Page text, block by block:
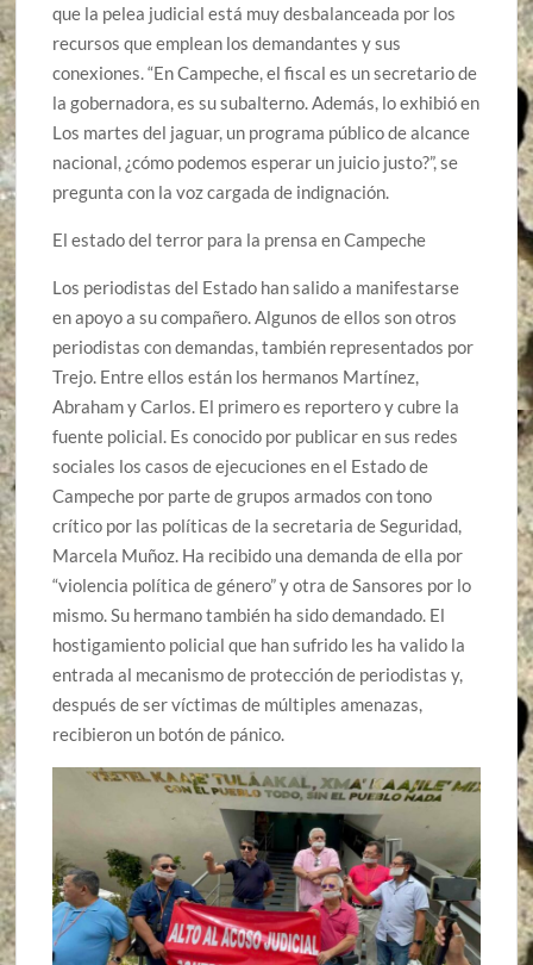
que la pelea judicial está muy desbalanceada por los
recursos que emplean los demandantes y sus
conexiones. “En Campeche, el fiscal es un secretario de
la gobernadora, es su subalterno. Además, lo exhibió en
Los martes del jaguar, un programa público de alcance
nacional, ¿cómo podemos esperar un juicio justo?”, se
pregunta con la voz cargada de indignación.
El estado del terror para la prensa en Campeche
Los periodistas del Estado han salido a manifestarse
en apoyo a su compañero. Algunos de ellos son otros
periodistas con demandas, también representados por
Trejo. Entre ellos están los hermanos Martínez,
Abraham y Carlos. El primero es reportero y cubre la
fuente policial. Es conocido por publicar en sus redes
sociales los casos de ejecuciones en el Estado de
Campeche por parte de grupos armados con tono
crítico por las políticas de la secretaria de Seguridad,
Marcela Muñoz. Ha recibido una demanda de ella por
“violencia política de género” y otra de Sansores por lo
mismo. Su hermano también ha sido demandado. El
hostigamiento policial que han sufrido les ha valido la
entrada al mecanismo de protección de periodistas y,
después de ser víctimas de múltiples amenazas,
recibieron un botón de pánico.